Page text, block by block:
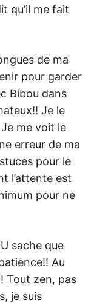
qu’il me fait
de ma
pour garder
Bibou dans
Je le
me voit le
erreur de ma
pour le
l’attente est
pour ne
sache que
Au
Tout zen, pas
je suis